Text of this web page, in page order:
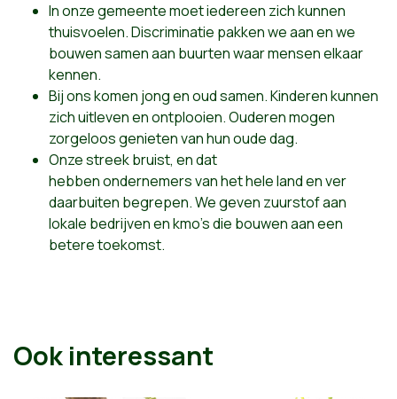
In onze gemeente moet iedereen zich kunnen
thuisvoelen. Discriminatie pakken we aan en we
bouwen samen aan buurten waarmensen elkaar
kennen.
Bij ons komen jong en oud samen. Kinderen kunnen
zich uitleven en ontplooien. Ouderen mogen
zorgeloos genieten van hun oude dag.
Onzestreekbruist, en dat
hebbenondernemersvan het hele land en ver
daarbuiten begrepen. We geven zuurstof aan
lokale bedrijven en kmo's die bouwen aan een
betere toekomst.
Ook interessant